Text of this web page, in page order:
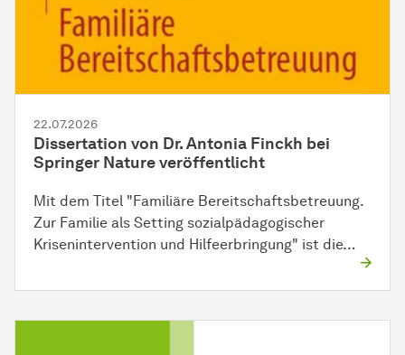
22.07.2026
Dissertation von Dr. Antonia Finckh bei
Springer Nature veröffentlicht
Mit dem Titel "Familiäre Bereitschaftsbetreuung.
Zur Familie als Setting sozialpädagogischer
Krisenintervention und Hilfeerbringung" ist die…